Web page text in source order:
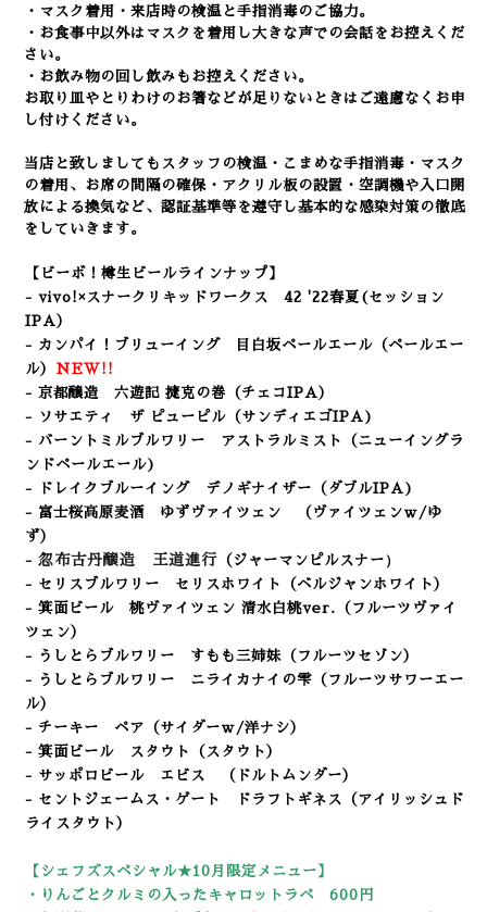
・マスク着用・来店時の検温と手指消毒のご協力。
・お食事中以外はマスクを着用し大きな声での会話をお控えくだ
さい。
・お飲み物の回し飲みもお控えください。
お取り皿やとりわけのお箸などが足りないときはご遠慮なくお申
し付けください。
当店と致しましてもスタッフの検温・こまめな手指消毒・マスク
の着用、 お席の間隔の確保・アクリル板の設置・空調機や入口開
放による換気など、認証基準等を遵守し基本的な感染対策の徹底
をしていきます。
【ビーボ！樽生ビールラインナップ】
- vivo!×スナークリキッドワークス 42 '22春夏(セッション
IPA）
- カンパイ！ブリューイング 目白坂ペールエール（ペールエー
ル） NEW!!
- 京都醸造 六遊記 捷克の巻 （チェコIPA）
- ソサエティ ザ ピューピル （サンディエゴIPA)
- バーントミルブルワリー アストラルミスト
（ニューイングラ
ンドペールエール)
- ドレイクブルーイング デノギナイザー（ダブルIPA)
- 富士桜高原麦酒 ゆずヴァイツェン
（ヴァイツェンｗ/ゆ
ず）
- 忽布古丹醸造 王道進行 （ジャーマンピルスナー ）
- セリスブルワリー セリスホワイト
（ベルジャンホワイト）
- 箕面ビール 桃ヴァイツェン 清水白桃ver. （フルーツヴァイ
ツェン）
- うしとらブルワリー すもも三姉妹 （フルーツセゾン）
- うしとらブルワリー ニライカナイの雫 （フルーツサワーエー
ル）
- チーキー ペア（サイダーｗ/洋ナシ）
- 箕面ビール スタウト（スタウト ）
- サッポロビール エビス （ドルトムンダー）
- セントジェームス・ゲート ドラフトギネス（アイリッシュド
ライスタウト）
【シェフズスペシャル★10 月限定メニュー】
・りんごとクルミの入ったキャロットラペ 600円